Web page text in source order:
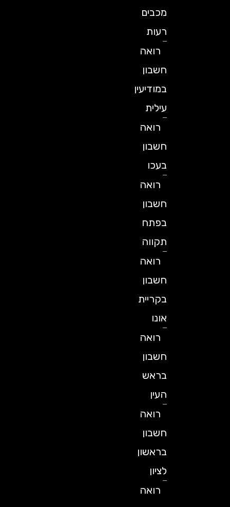
מכבים
רעות
רואה
חשבון
במודיעין
עילית
רואה
חשבון
בעכו
רואה
חשבון
בפתח
תקווה
רואה
חשבון
בקריית
רואה
חשבון
בראש
רואה
חשבון
בראשון
רואה